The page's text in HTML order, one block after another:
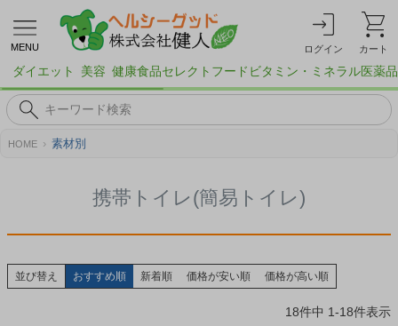
MENU ログイン カート
ダイエット 美容 健康食品セレクトフード ビタミン・ミネラル医薬品
HOME 素材別
携帯トイレ(簡易トイレ)
並び替え おすすめ順 新着順 価格が安い順 価格が高い順
18件中 1-18件表示